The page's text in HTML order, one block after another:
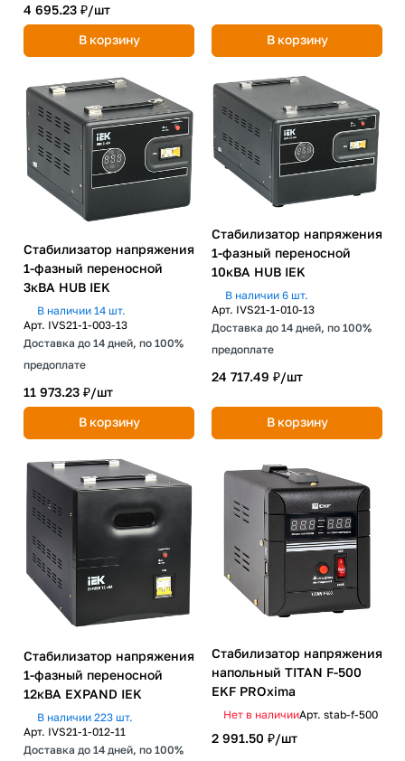
4 695.23 ₽/шт
В корзину
В корзину
Стабилизатор напряжения
1-фазный переносной
3кВА HUB IEK
В наличии 14 шт.
Арт. IVS21-1-003-13
Доставка до 14 дней, по 100%
предоплате
11 973.23 ₽/шт
В корзину
Стабилизатор напряжения
1-фазный переносной
10кВА HUB IEK
В наличии 6 шт.
Арт. IVS21-1-010-13
Доставка до 14 дней, по 100%
предоплате
24 717.49 ₽/шт
В корзину
Стабилизатор напряжения
1-фазный переносной
12кВА EXPAND IEK
В наличии 223 шт.
Арт. IVS21-1-012-11
Доставка до 14 дней, по 100%
Стабилизатор напряжения
напольный TITAN F-500
EKF PROxima
Нет в наличииАрт. stab-f-500
2 991.50 ₽/шт